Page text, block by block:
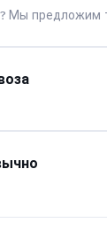
Мы предложим